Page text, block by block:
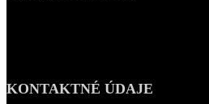
KONTAKTNÉ ÚDAJE